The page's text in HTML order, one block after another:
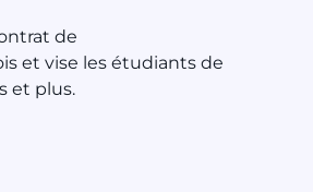
de
et vise les étudiants de
et plus.